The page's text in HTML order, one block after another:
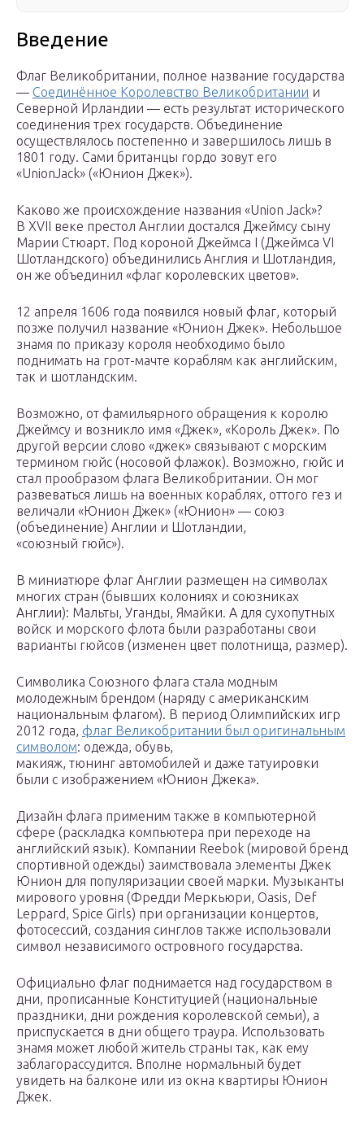
Введение
Флаг Великобритании, полное название государства
— Соединённое Королевство Великобритании и
Северной Ирландии — есть результат исторического
соединения трех государств. Объединение
осуществлялось постепенно и завершилось лишь в
1801 году. Сами британцы гордо зовут его
«UnionJack» («Юнион Джек»).
Каково же происхождение названия «Union Jack»?
В XVII веке престол Англии достался Джеймсу сыну
Марии Стюарт. Под короной Джеймса I (Джеймса VI
Шотландского) объединились Англия и Шотландия,
он же объединил «флаг королевских цветов».
12 апреля 1606 года появился новый флаг, который
позже получил название «Юнион Джек». Небольшое
знамя по приказу короля необходимо было
поднимать на грот-мачте кораблям как английским,
так и шотландским.
Возможно, от фамильярного обращения к королю
Джеймсу и возникло имя «Джек», «Король Джек». По
другой версии слово «джек» связывают с морским
термином гюйс (носовой флажок). Возможно, гюйс и
стал прообразом флага Великобритании. Он мог
развеваться лишь на военных кораблях, оттого гез и
величали «Юнион Джек» («Юнион» — союз
(объединение) Англии и Шотландии,
«союзный гюйс»).
В миниатюре флаг Англии размещен на символах
многих стран (бывших колониях и союзниках
Англии): Мальты, Уганды, Ямайки. А для сухопутных
войск и морского флота были разработаны свои
варианты гюйсов (изменен цвет полотнища, размер).
Символика Союзного флага стала модным
молодежным брендом (наряду с американским
национальным флагом). В период Олимпийских игр
2012 года, флаг Великобритании был оригинальным
символом: одежда, обувь,
макияж, тюнинг автомобилей и даже татуировки
были с изображением «Юнион Джека».
Дизайн флага применим также в компьютерной
сфере (раскладка компьютера при переходе на
английский язык). Компании Reebok (мировой бренд
спортивной одежды) заимствовала элементы Джек
Юнион для популяризации своей марки. Музыканты
мирового уровня (Фредди Меркьюри, Oasis, Def
Leppard, Spice Girls) при организации концертов,
фотосессий, создания синглов также использовали
символ независимого островного государства.
Официально флаг поднимается над государством в
дни, прописанные Конституцией (национальные
праздники, дни рождения королевской семьи), а
приспускается в дни общего траура. Использовать
знамя может любой житель страны так, как ему
заблагорассудится. Вполне нормальный будет
увидеть на балконе или из окна квартиры Юнион
Джек.